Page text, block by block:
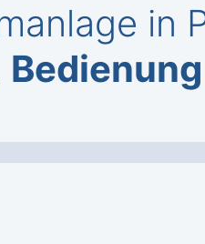
in
Bedienung